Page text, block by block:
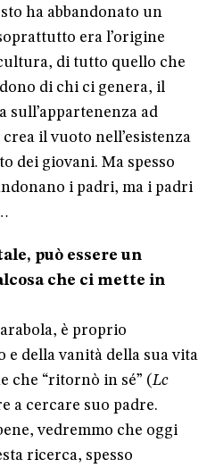
ha abbandonato un
era l’origine
di tutto quello che
di chi ci genera, il
ad
il vuoto nell’esistenza
dei giovani. Ma spesso
i padri, ma i padri
può essere un
che ci mette in
è proprio
e della vanità della sua vita
che “ritornò in sé” (Lc
a cercare suo padre.
vedremmo che oggi
ricerca, spesso